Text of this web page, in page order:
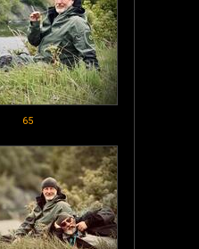
65